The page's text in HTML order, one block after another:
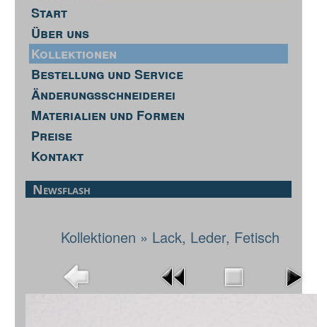
Start
Über uns
Kollektionen
Bestellung und Service
Änderungsschneiderei
Materialien und Formen
Preise
Kontakt
Newsflash
Kollektionen » Lack, Leder, Fetisch